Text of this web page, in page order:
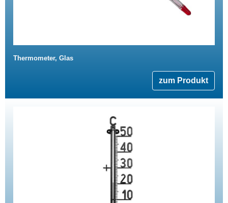
Thermometer, Glas
zum Produkt